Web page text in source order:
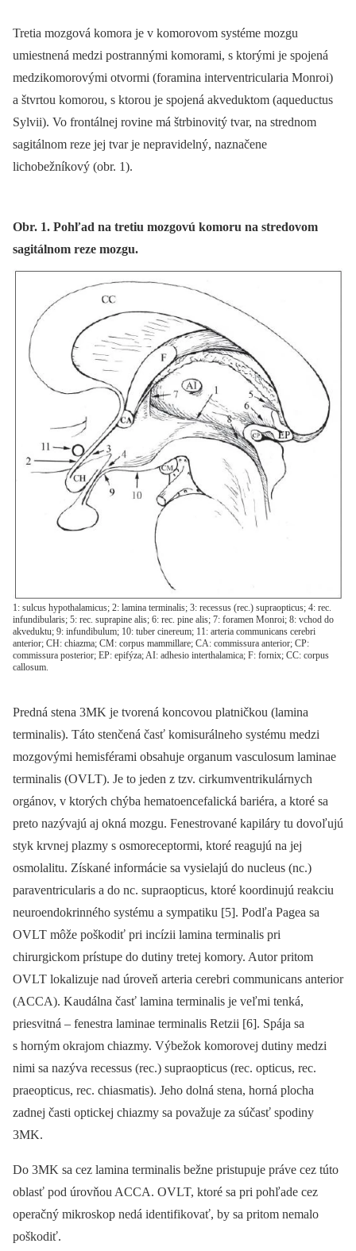
Tretia mozgová komora je v komorovom sy­stéme mozgu
umiestnená medzi postrannými komorami, s ktorými je spojená
medzikomorovými otvormi (foramina interventricularia Monroi)
a štvrtou komorou, s ktorou je spojená akveduktom (aqueductus
Sylvii). Vo frontálnej rovine má štrbinovitý tvar, na strednom
sagitálnom reze jej tvar je nepravidelný, naznačene
lichobežníkový (obr. 1).
Obr. 1. Pohľad na tretiu mozgovú komoru na stredovom
sagitálnom reze mozgu.
1: sulcus hypothalamicus; 2: lamina terminalis; 3: recessus (rec.) supraopticus; 4: rec.
infundibularis; 5: rec. suprapine alis; 6: rec. pine alis; 7: foramen Monroi; 8: vchod do
akveduktu; 9: infundibulum; 10: tuber cinereum; 11: arteria communicans cerebri
anterior; CH: chiazma; CM: corpus mammillare; CA: commissura anterior; CP:
commissura posterior; EP: epifýza; AI: adhesio interthalamica; F: fornix; CC: corpus
callosum.
Predná stena 3MK je tvorená koncovou platničkou (lamina
terminalis). Táto stenčená časť komisurálneho systému medzi
mozgovými hemisférami obsahuje organum vasculosum laminae
terminalis (OVLT). Je to jeden z tzv. cirkumventrikulárnych
orgánov, v ktorých chýba hematoencefalická bariéra, a ktoré sa
preto nazývajú aj okná mozgu. Fenestrované kapiláry tu dovoľujú
styk krvnej plazmy s osmoreceptormi, ktoré reagujú na jej
osmolalitu. Získané informácie sa vysielajú do nucleus (nc.)
paraventricularis a do nc. supraopticus, ktoré koordinujú reakciu
neuroendokrinného sy­stému a sympatiku [5]. Podľa Pagea sa
OVLT môže poškodiť pri incízii lamina terminalis pri
chirurgickom prístupe do dutiny tretej komory. Autor pritom
OVLT lokalizuje nad úroveň arteria cerebri communicans anterior
(ACCA). Kaudálna časť lamina terminalis je veľmi tenká,
priesvitná –⁠ fenestra laminae terminalis Retzii [6]. Spája sa
s horným okrajom chiazmy. Výbežok komorovej dutiny medzi
nimi sa nazýva recessus (rec.) supraopticus (rec. opticus, rec.
praeopticus, rec. chiasmatis). Jeho dolná stena, horná plocha
zadnej časti optickej chiazmy sa považuje za súčasť spodiny
3MK.
Do 3MK sa cez lamina terminalis bežne pristupuje práve cez túto
oblasť pod úrovňou ACCA. OVLT, ktoré sa pri pohľade cez
operačný mikroskop nedá identifikovať, by sa pritom nemalo
poškodiť.